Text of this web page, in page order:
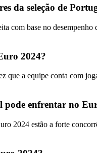
da seleção de
com base no
2024?
que a equipe conta com
pode enfrentar no
2024 estão a forte